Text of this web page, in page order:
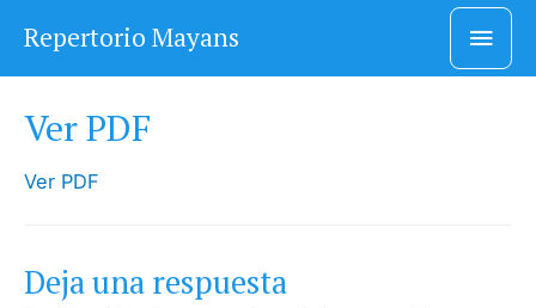
Repertorio Mayans
Ver PDF
Ver PDF
Deja una respuesta